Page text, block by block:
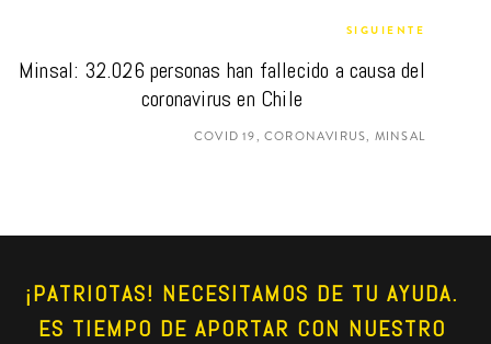
SIGUIENTE
Minsal: 32.026 personas han fallecido a causa del
coronavirus en Chile
COVID 19, CORONAVIRUS, MINSAL
¡PATRIOTAS! NECESITAMOS DE TU AYUDA.
ES TIEMPO DE APORTAR CON NUESTRO